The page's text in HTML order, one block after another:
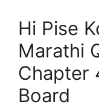
Hi Pise
Marathi
Chapter
Board